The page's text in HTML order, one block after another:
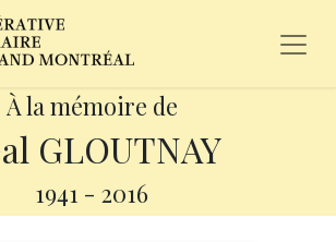
À la mémoire de
GLOUTNAY
1941 - 2016